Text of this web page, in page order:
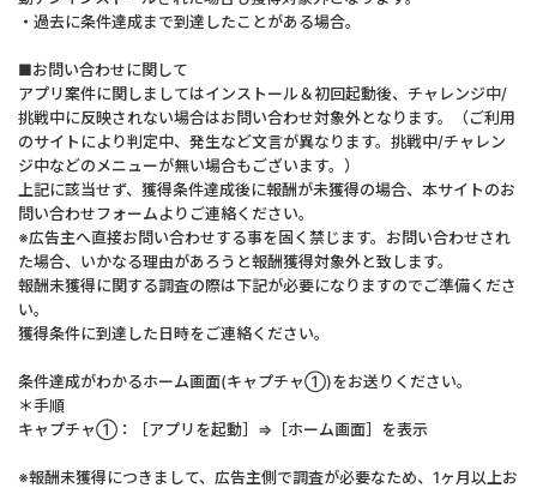
・過去に条件達成まで到達したことがある場合。
■お問い合わせに関して
アプリ案件に関しましてはインストール＆初回起動後、チャレンジ中/
挑戦中に反映されない場合はお問い合わせ対象外となります。（ご利用
のサイトにより判定中、発生など文言が異なります。挑戦中/チャレン
ジ中などのメニューが無い場合もございます。）
上記に該当せず、獲得条件達成後に報酬が未獲得の場合、本サイトのお
問い合わせフォームよりご連絡ください。
※広告主へ直接お問い合わせする事を固く禁じます。お問い合わせされ
た場合、いかなる理由があろうと報酬獲得対象外と致します。
報酬未獲得に関する調査の際は下記が必要になりますのでご準備くださ
い。
獲得条件に到達した日時をご連絡ください。
条件達成がわかるホーム画面(キャプチャ①)をお送りください。
＊手順
キャプチャ①：［アプリを起動］⇒［ホーム画面］を表示
※報酬未獲得につきまして、広告主側で調査が必要なため、1ヶ月以上お